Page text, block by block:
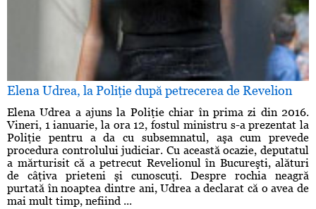
Elena Udrea, la Poliţie după petrecerea de Revelion
Elena Udrea a ajuns la Poliţie chiar în prima zi din 2016.
Vineri, 1 ianuarie, la ora 12, fostul ministru s-a prezentat la
Poliţie pentru a da cu subsemnatul, aşa cum prevede
procedura controlului judiciar. Cu această ocazie, deputatul
a mărturisit că a petrecut Revelionul în Bucureşti, alături
de câţiva prieteni şi cunoscuţi. Despre rochia neagră
purtată în noaptea dintre ani, Udrea a declarat că o avea de
mai mult timp, nefiind ...